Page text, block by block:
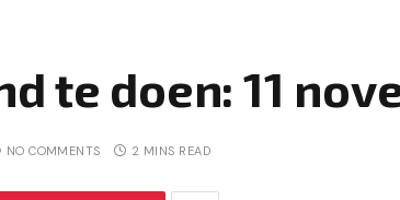
te doen: 11
NO COMMENTS 2 MINS READ